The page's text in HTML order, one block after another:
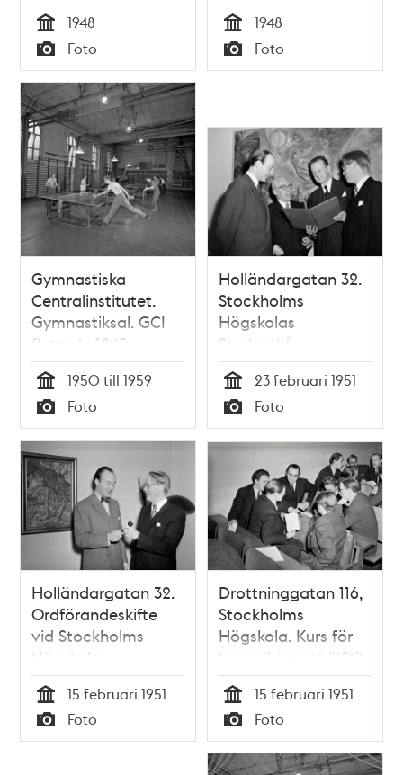
korridor
Tid
1948
Typ
Foto Tid
1948
Typ
Foto
Gymnastiska
Centralinstitutet.
Gymnastiksal. GCI
flyttade 1945
Tid
1950 till 1959
Typ
Foto
Holländargatan 32.
Stockholms
Högskolas
Studentkår.
Diplomutdelning till
hedersledamöter. Fr.
Jarl Tranaeus,
Borgarrådet Ragnar
Tomson och
högskolans rektor
Harald Cramér och
Göran Waldau
Tid
23 februari 1951
Typ
Foto
Holländargatan 32.
Ordförandeskifte
vid Stockholms
Högskolas
Studentkår. Fr. v.
avgående
ordförande Jarl
Tranaeus och den
Tid
15 februari 1951
Typ
Foto
Drottninggatan 116,
Stockholms
Högskola. Kurs för
herrar i ämnet ""Stil
och personlighet"".
Män diskuterar i
grupp, har de för
mycket eller för lite
säkerhet?
Tid
15 februari 1951
Typ
Foto